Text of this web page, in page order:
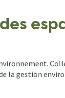
la gestion